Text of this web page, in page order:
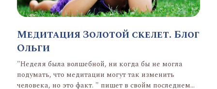
Медитация Золотой скелет. Блог
Ольги
"Неделя была волшебной, ни когда бы не могла
подумать, что медитации могут так изменить
человека, но это факт. " пишет в свойм последнем